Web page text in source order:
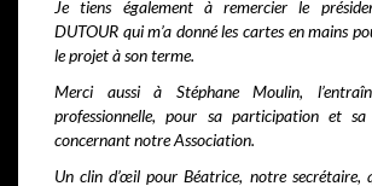
Je tiens également à remercier le
DUTOUR qui m’a donné les cartes en mains
le projet à son terme.
Merci aussi à Stéphane Moulin,
professionnelle, pour sa participation et sa
concernant notre Association.
Un clin d’œil pour Béatrice, notre secrétaire,